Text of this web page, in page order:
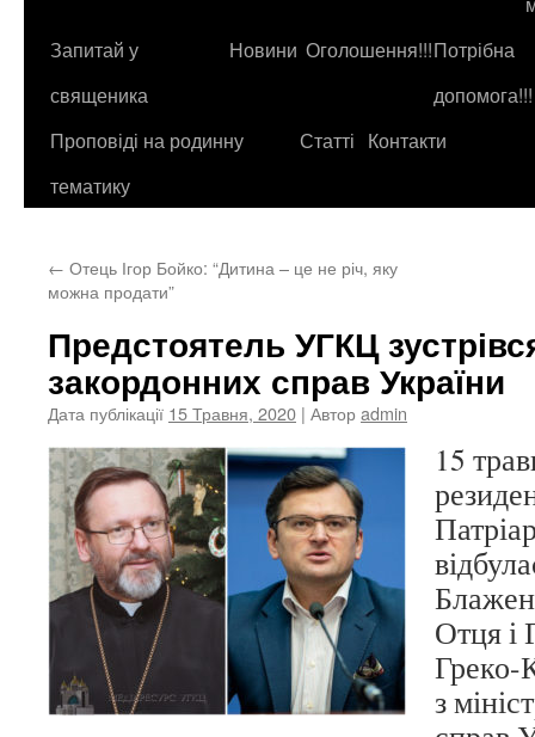
контенту
Запитай у
священика
Новини Оголошення!!!Потрібна
допомога!!!
Проповіді на родинну
тематику
Статті Контакти
← Отець Ігор Бойко: “Дитина – це не річ, яку
можна продати”
Предстоятель УГКЦ
закордонних справ України
Дата публікації 15 Травня, 2020 | Авторadmin
15
Отця і
Греко-
з